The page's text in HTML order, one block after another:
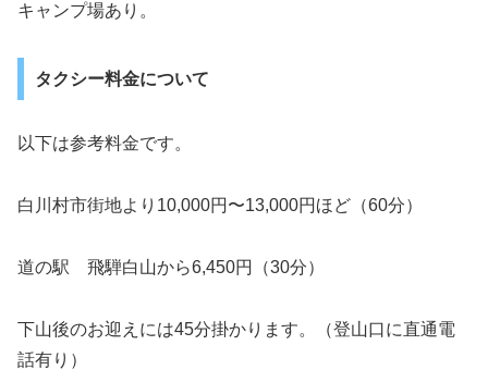
キャンプ場あり。
タクシー料金について
以下は参考料金です。
白川村市街地より10,000円〜13,000円ほど（60分）
道の駅 飛騨白山から6,450円（30分）
下山後のお迎えには45分掛かります。（登山口に直通電
話有り）